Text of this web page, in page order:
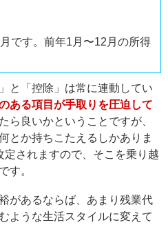
です。前年1月〜12月の所得
と「控除」は常に連動してい
ある項目が手取りを圧迫して
ら良いかということですが、
とか持ちこたえるしかありま
されますので、そこを乗り越
す。
があるならば、あまり残業代
ような生活スタイルに変えて